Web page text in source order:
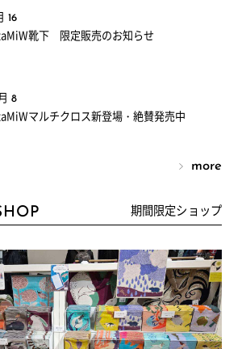
16
靴下 限定販売のお知らせ
8
マルチクロス新登場・絶賛発売中
more
期間限定ショップ